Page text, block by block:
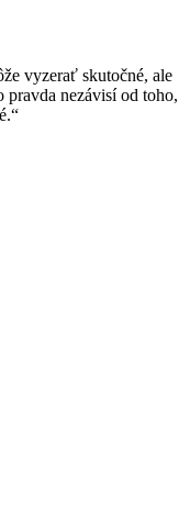
vyzerať skutočné, ale
nezávisí od toho,